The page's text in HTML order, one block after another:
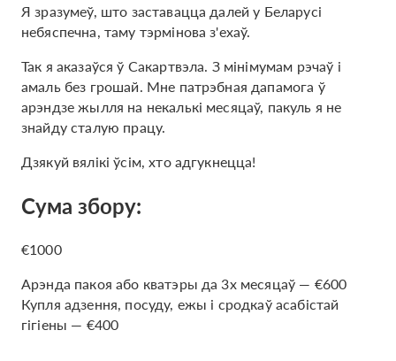
Я зразумеў, што заставацца далей у Беларусі
небяспечна, таму тэрмінова з'ехаў.
Так я аказаўся ў Сакартвэла. З мінімумам рэчаў і
амаль без грошай. Мне патрэбная дапамога ў
арэндзе жылля на некалькі месяцаў, пакуль я не
знайду сталую працу.
Дзякуй вялікі ўсім, хто адгукнецца!
Сума збору:
€1000
Арэнда пакоя або кватэры да 3х месяцаў — €600
Купля адзення, посуду, ежы і сродкаў асабістай
гігіены — €400